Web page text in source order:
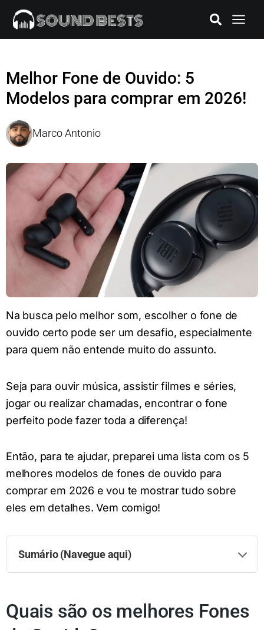
Melhor Fone de Ouvido: 5
Modelos para comprar em 2026!
Marco Antonio
Na busca pelo melhor som, escolher o fone de
ouvido certo pode ser um desafio, especialmente
para quem não entende muito do assunto.
Seja para ouvir música, assistir filmes e séries,
jogar ou realizar chamadas, encontrar o fone
perfeito pode fazer toda a diferença!
Então, para te ajudar, preparei uma lista com os 5
melhores modelos de fones de ouvido para
comprar em 2026 e vou te mostrar tudo sobre
eles em detalhes. Vem comigo!
Sumário (Navegue aqui)
Quais são os melhores Fones